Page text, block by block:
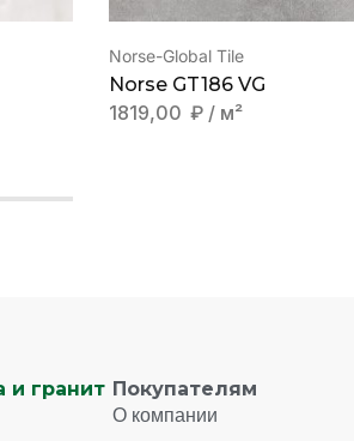
Norse-Global Tile
Norse GT186 VG
1819,00 ₽ / м²
и гранит Покупателям
О компании